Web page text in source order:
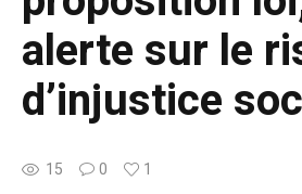
alerte sur le
d’injustice
15 0 1